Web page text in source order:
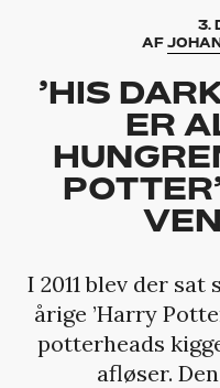
3.
AF
’HIS
ER
I 2011 blev der
årige ’Harry
potterheads
afløser.